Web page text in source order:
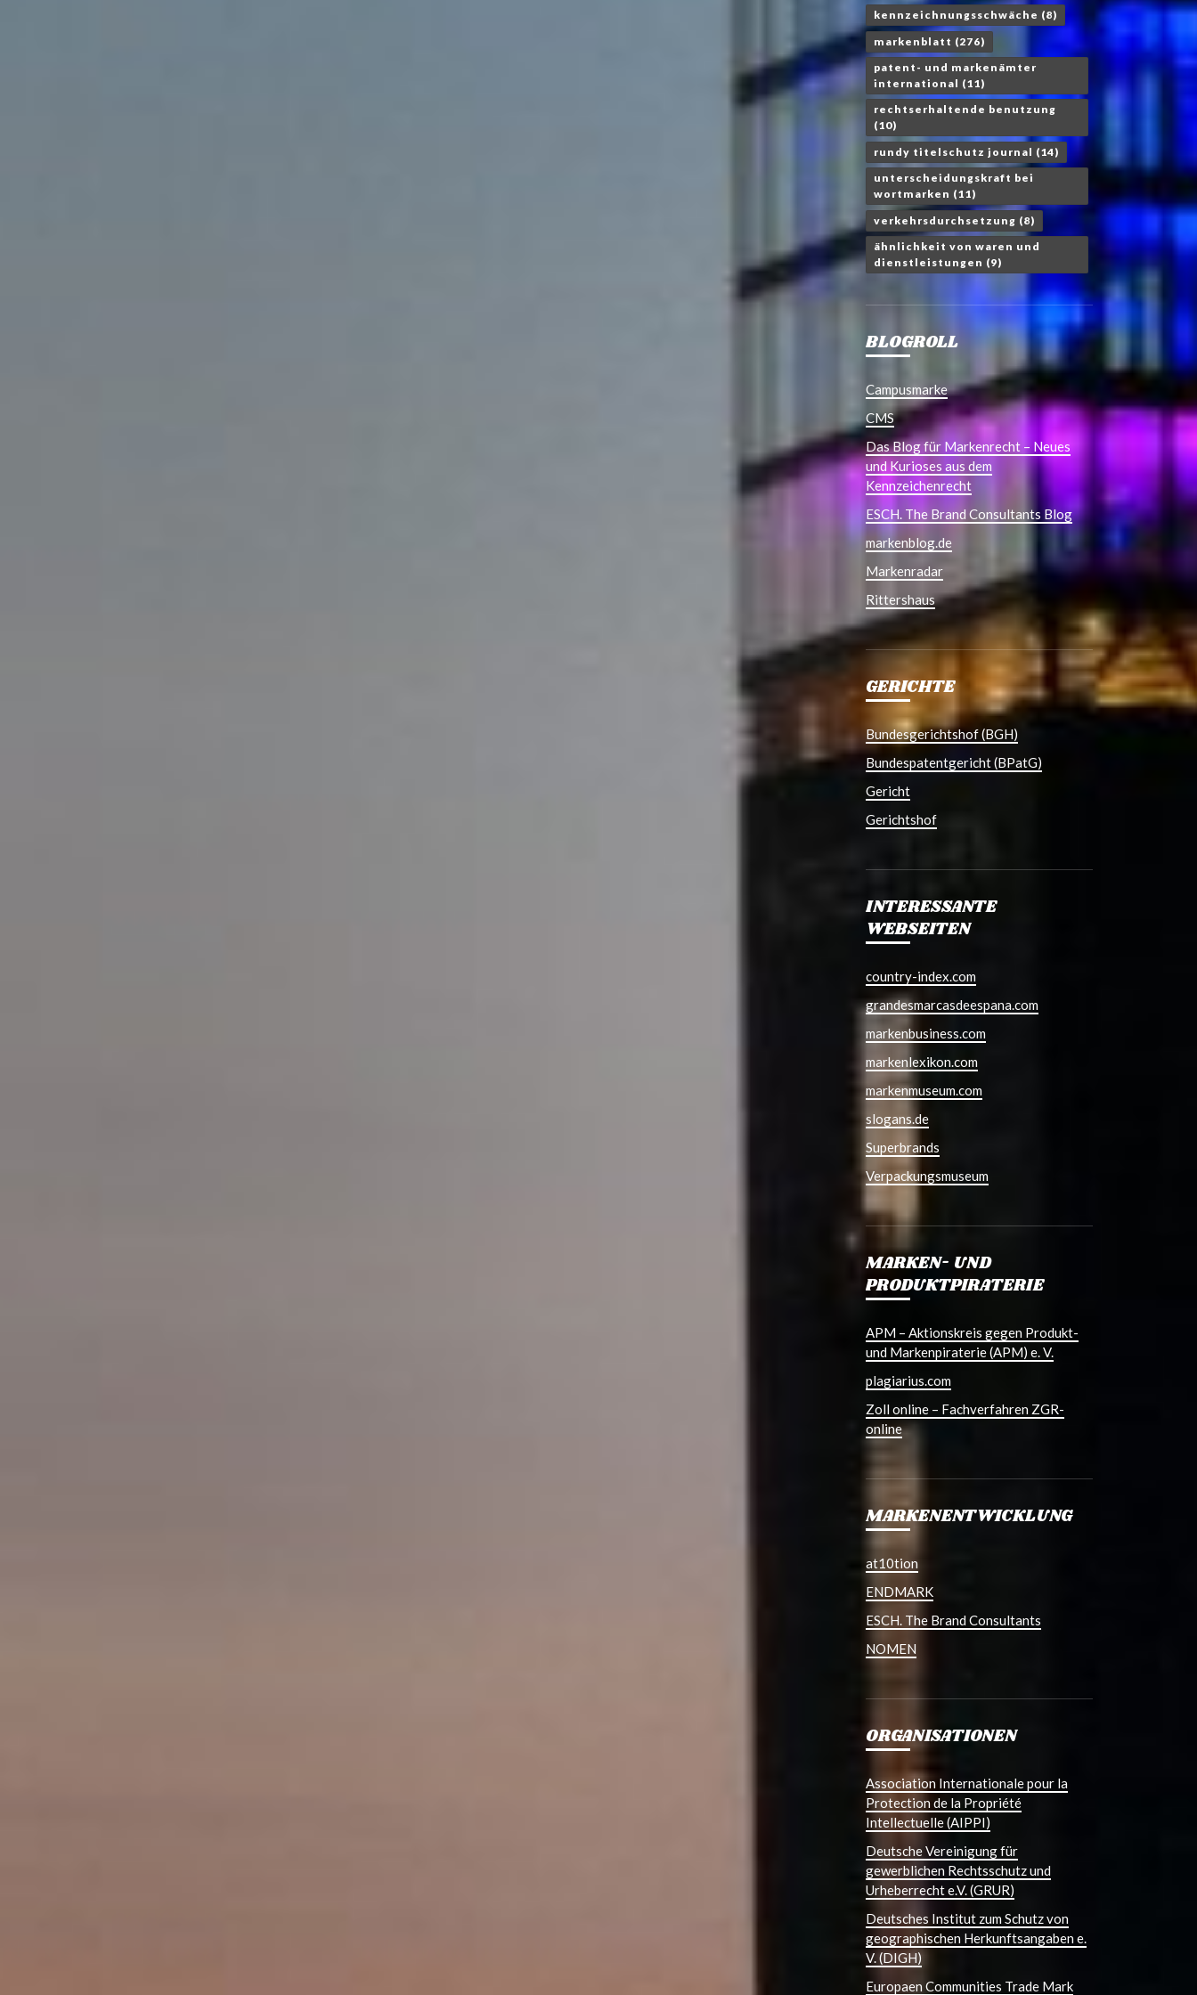
kennzeichnungsschwäche (8)
markenblatt (276)
patent- und markenämter
international (11)
rechtserhaltende benutzung
(10)
rundy titelschutz journal (14)
unterscheidungskraft bei
wortmarken (11)
verkehrsdurchsetzung (8)
ähnlichkeit von waren und
dienstleistungen (9)
BLOGROLL
Campusmarke
CMS
Das Blog für Markenrecht – Neues
und Kurioses aus dem
Kennzeichenrecht
ESCH. The Brand Consultants Blog
markenblog.de
Markenradar
Rittershaus
GERICHTE
Bundesgerichtshof (BGH)
Bundespatentgericht (BPatG)
Gericht
Gerichtshof
INTERESSANTE
WEBSEITEN
country-index.com
grandesmarcasdeespana.com
markenbusiness.com
markenlexikon.com
markenmuseum.com
slogans.de
Superbrands
Verpackungsmuseum
MARKEN- UND
PRODUKTPIRATERIE
APM – Aktionskreis gegen Produkt-
und Markenpiraterie (APM) e. V.
plagiarius.com
Zoll online – Fachverfahren ZGR-
online
MARKENENTWICKLUNG
at10tion
ENDMARK
ESCH. The Brand Consultants
NOMEN
ORGANISATIONEN
Association Internationale pour la
Protection de la Propriété
Intellectuelle (AIPPI)
Deutsche Vereinigung für
gewerblichen Rechtsschutz und
Urheberrecht e.V. (GRUR)
Deutsches Institut zum Schutz von
geographischen Herkunftsangaben e.
V. (DIGH)
Europaen Communities Trade Mark